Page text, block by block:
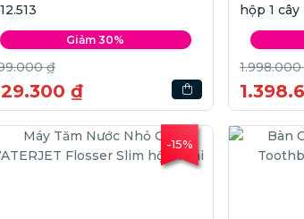
Giảm 30%
₫
₫
hộp 1 cây
-15%